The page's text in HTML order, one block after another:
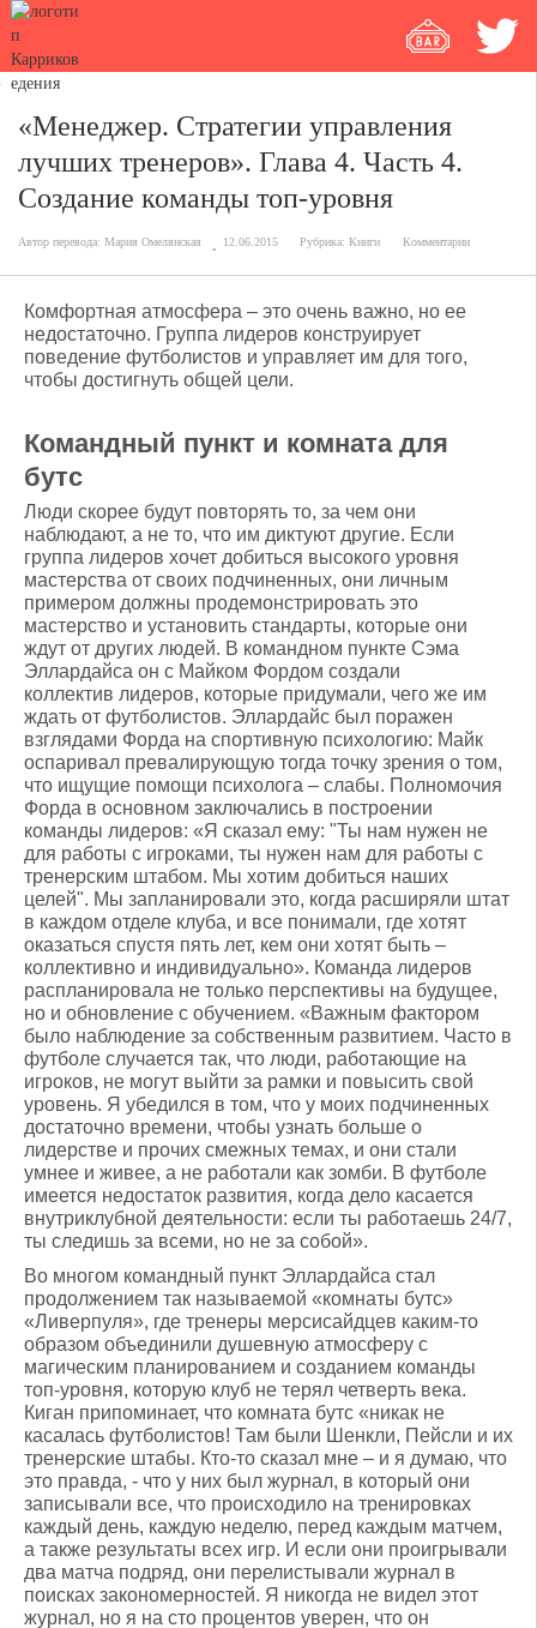
«Менеджер. Стратегии управления
лучших тренеров». Глава 4. Часть 4.
Создание команды топ-уровня
Автор перевода: Мария Омелянская 12.06.2015 Рубрика: Книги Комментарии
Комфортная атмосфера – это очень важно, но ее
недостаточно. Группа лидеров конструирует
поведение футболистов и управляет им для того,
чтобы достигнуть общей цели.
Командный пункт и комната для
бутс
Люди скорее будут повторять то, за чем они
наблюдают, а не то, что им диктуют другие. Если
группа лидеров хочет добиться высокого уровня
мастерства от своих подчиненных, они личным
примером должны продемонстрировать это
мастерство и установить стандарты, которые они
ждут от других людей. В командном пункте Сэма
Эллардайса он с Майком Фордом создали
коллектив лидеров, которые придумали, чего же им
ждать от футболистов. Эллардайс был поражен
взглядами Форда на спортивную психологию: Майк
оспаривал превалирующую тогда точку зрения о том,
что ищущие помощи психолога – слабы. Полномочия
Форда в основном заключались в построении
команды лидеров: «Я сказал ему: "Ты нам нужен не
для работы с игроками, ты нужен нам для работы с
тренерским штабом. Мы хотим добиться наших
целей". Мы запланировали это, когда расширяли штат
в каждом отделе клуба, и все понимали, где хотят
оказаться спустя пять лет, кем они хотят быть –
коллективно и индивидуально». Команда лидеров
распланировала не только перспективы на будущее,
но и обновление с обучением. «Важным фактором
было наблюдение за собственным развитием. Часто в
футболе случается так, что люди, работающие на
игроков, не могут выйти за рамки и повысить свой
уровень. Я убедился в том, что у моих подчиненных
достаточно времени, чтобы узнать больше о
лидерстве и прочих смежных темах, и они стали
умнее и живее, а не работали как зомби. В футболе
имеется недостаток развития, когда дело касается
внутриклубной деятельности: если ты работаешь 24/7,
ты следишь за всеми, но не за собой».
Во многом командный пункт Эллардайса стал
продолжением так называемой «комнаты бутс»
«Ливерпуля», где тренеры мерсисайдцев каким-то
образом объединили душевную атмосферу с
магическим планированием и созданием команды
топ-уровня, которую клуб не терял четверть века.
Киган припоминает, что комната бутс «никак не
касалась футболистов! Там были Шенкли, Пейсли и их
тренерские штабы. Кто-то сказал мне – и я думаю, что
это правда, - что у них был журнал, в который они
записывали все, что происходило на тренировках
каждый день, каждую неделю, перед каждым матчем,
а также результаты всех игр. И если они проигрывали
два матча подряд, они перелистывали журнал в
поисках закономерностей. Я никогда не видел этот
журнал, но я на сто процентов уверен, что он